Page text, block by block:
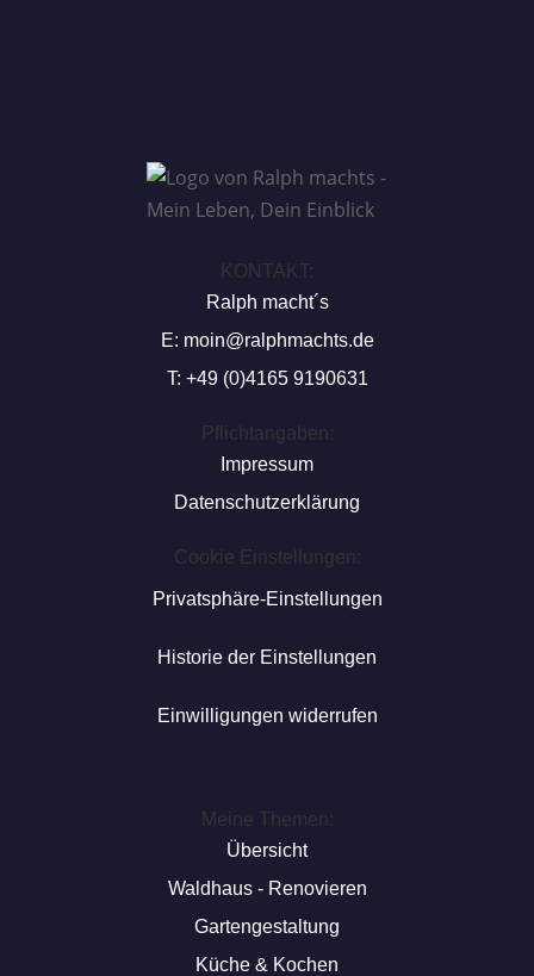
KONTAKT:
Ralph macht´s
E: moin@ralphmachts.de
T: +49 (0)4165 9190631
Pflichtangaben:
Impressum
Datenschutzerklärung
Cookie Einstellungen:
Privatsphäre-Einstellungen
Historie der Einstellungen
Einwilligungen widerrufen
Meine Themen:
Übersicht
Waldhaus - Renovieren
Gartengestaltung
Küche & Kochen